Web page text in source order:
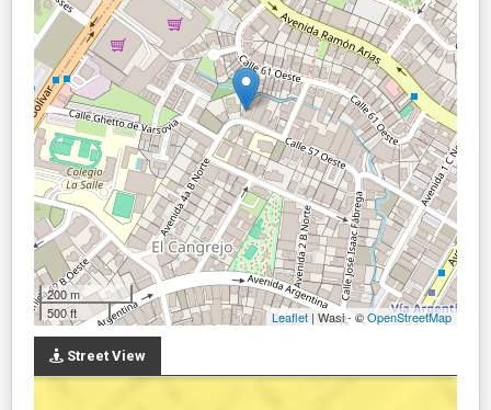
200 m
500 ft
Leaflet | Wasi - ©OpenStreetMap
Street View